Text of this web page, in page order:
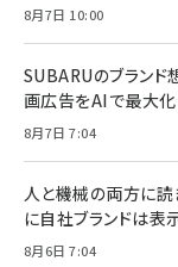
8月7日 10:00
SUBARUのブランド
画広告をAIで最大化
8月7日 7:04
人と機械の両方に読
に自社ブランドは表
8月6日 7:04